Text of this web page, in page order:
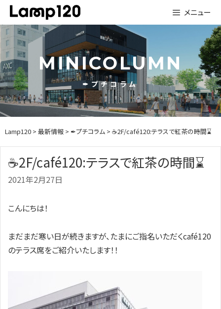
Skip
content
メニュー
MINICOLUMN
✒プチコラム
Lamp120 > 最新情報 > ✒プチコラム > ☕2F/café120:テラスで紅茶の時間⌛
☕2F/café120:テラスで紅茶の時間⌛
2021年2月27日
こんにちは！
まだまだ寒い日が続きますが、たまにご指名いただくcafé120
のテラス席をご紹介いたします！！